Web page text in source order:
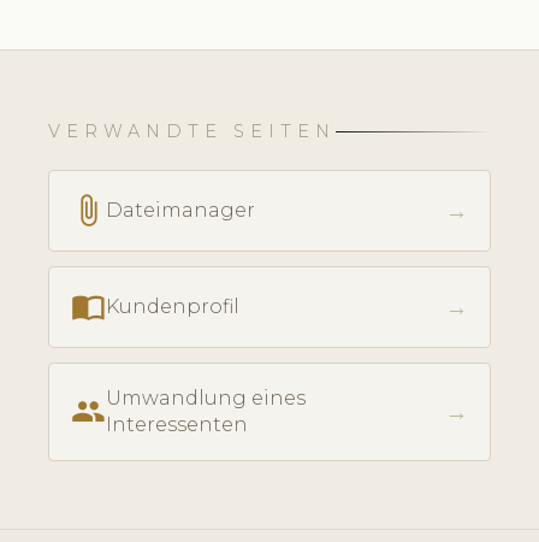
VERWANDTE SEITEN
attach_file Dateimanager →
import_contactsKundenprofil →
peopleUmwandlung eines
Interessenten
→